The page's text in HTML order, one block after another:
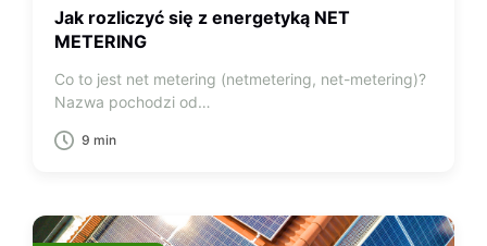
Jak rozliczyć się z energetyką NET
METERING
Co to jest net metering (netmetering, net-metering)?
Nazwa pochodzi od…
9 min